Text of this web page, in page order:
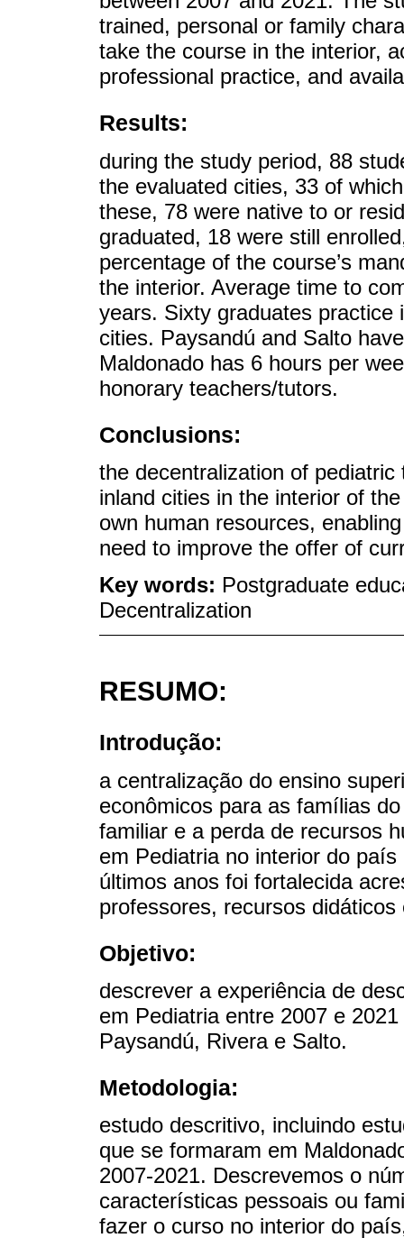
trained, personal or family
take the course in the interior,
professional practice, and
Results:
during the study period, 88
the evaluated cities, 33 of
these, 78 were native to or
graduated, 18 were still
percentage of the course’s
the interior. Average time to
years. Sixty graduates practice
cities. Paysandú and Salto
Maldonado has 6 hours per
honorary teachers/tutors.
Conclusions:
the decentralization of
inland cities in the interior of
own human resources,
need to improve the offer of
Key words: Postgraduate
Decentralization
RESUMO:
Introdução:
a centralização do ensino
econômicos para as famílias
familiar e a perda de recursos
em Pediatria no interior do
últimos anos foi fortalecida
professores, recursos didáticos
Objetivo:
descrever a experiência de
em Pediatria entre 2007 e
Paysandú, Rivera e Salto.
Metodologia:
estudo descritivo, incluindo
que se formaram em
2007-2021. Descrevemos o
características pessoais ou
fazer o curso no interior do